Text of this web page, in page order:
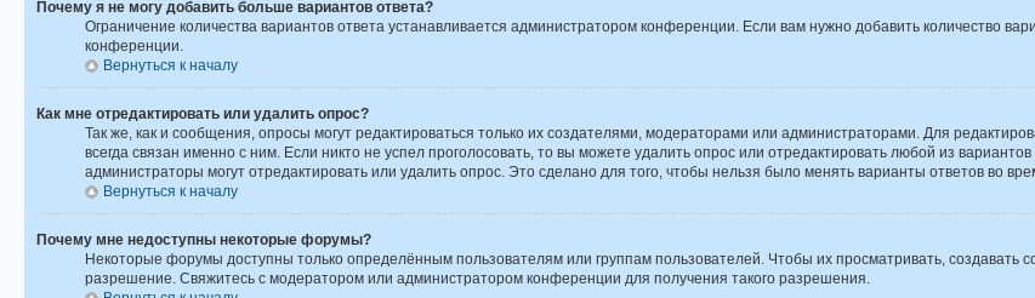
Почему я не могу добавить больше вариантов ответа?
Ограничение количества вариантов ответа устанавливается администратором конференции. Если вам нужно добавить количество
конференции.
Вернуться к началу
Как мне отредактировать или удалить опрос?
Так же, как и сообщения, опросы могут редактироваться только их создателями, модераторами или администраторами. Для
всегда связан именно с ним. Если никто не успел проголосовать, то вы можете удалить опрос или отредактировать любой из
администраторы могут отредактировать или удалить опрос. Это сделано для того, чтобы нельзя было менять варианты ответов во
Вернуться к началу
Почему мне недоступны некоторые форумы?
Некоторые форумы доступны только определённым пользователям или группам пользователей. Чтобы их просматривать, создавать
разрешение. Свяжитесь с модератором или администратором конференции для получения такого разрешения.